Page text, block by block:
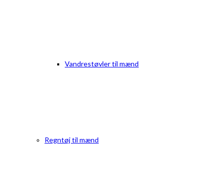
Vandrestøvler til mænd
Regntøj til mænd